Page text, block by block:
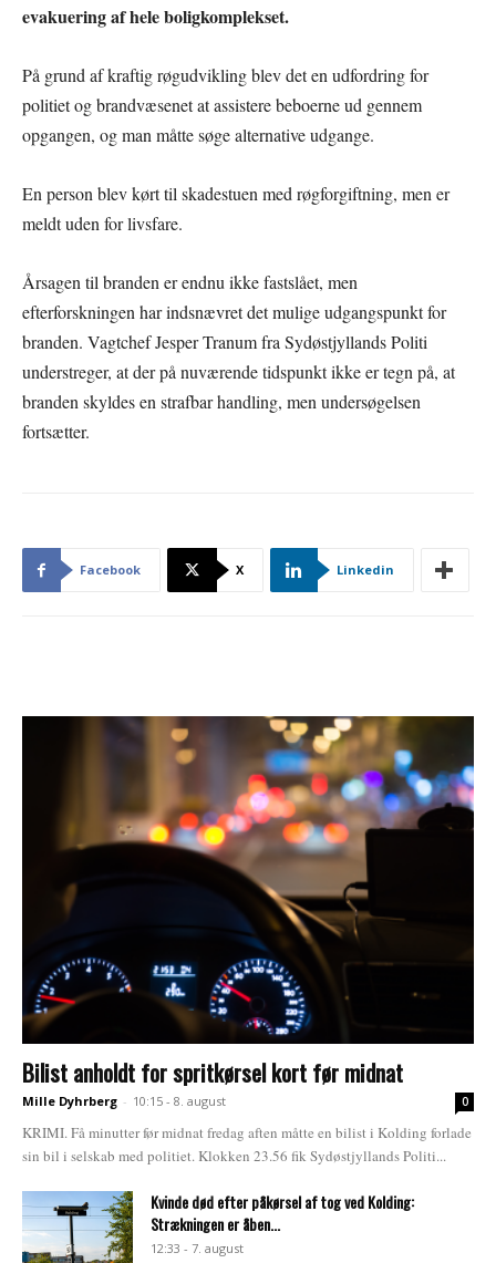
evakuering af hele boligkomplekset.
På grund af kraftig røgudvikling blev det en udfordring for
politiet og brandvæsenet at assistere beboerne ud gennem
opgangen, og man måtte søge alternative udgange.
En person blev kørt til skadestuen med røgforgiftning, men er
meldt uden for livsfare.
Årsagen til branden er endnu ikke fastslået, men
efterforskningen har indsnævret det mulige udgangspunkt for
branden. Vagtchef Jesper Tranum fra Sydøstjyllands Politi
understreger, at der på nuværende tidspunkt ikke er tegn på, at
branden skyldes en strafbar handling, men undersøgelsen
fortsætter.
Facebook X Linkedin
Bilist anholdt for spritkørsel kort før midnat
Mille Dyhrberg - 10:15 - 8. august 0
KRIMI. Få minutter før midnat fredag aften måtte en bilist i Kolding forlade
sin bil i selskab med politiet. Klokken 23.56 fik Sydøstjyllands Politi...
Kvinde død efter påkørsel af tog ved Kolding:
Strækningen er åben...
12:33 - 7. august